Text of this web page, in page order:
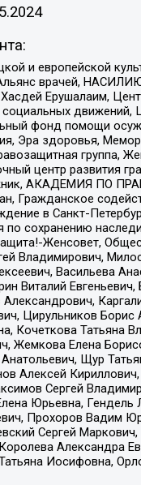
и европейской
врачей,
Ерушалаим,
фонд помощи
Эра здоровья,
группа,
центр развития
АКАДЕМИЯ ПО
Гражданское
в Санкт-
сохранению
Женсовет,
Владимирович,
Васильева
Виталий
Цирульников
Татьяна
Жемкова Елена
Щур
Алексей
Сергей
Юрьевна,
Прохоров Вадим
Сергей
Александра
Иосифовна,